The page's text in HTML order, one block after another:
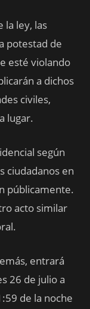
la ley, las
potestad de
esté violando
a dichos
civiles,
lugar.
según
ciudadanos en
públicamente.
acto similar
entrará
26 de julio a
de la noche